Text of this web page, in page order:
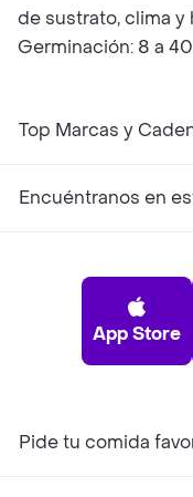
de sustrato, clima y
Germinación: 8 a
Top Marcas y
Encuéntranos en
App Store
Pide tu comida